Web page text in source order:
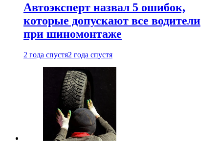
Автоэксперт назвал 5 ошибок,
которые допускают все водители
при шиномонтаже
2 года спустя2 года спустя